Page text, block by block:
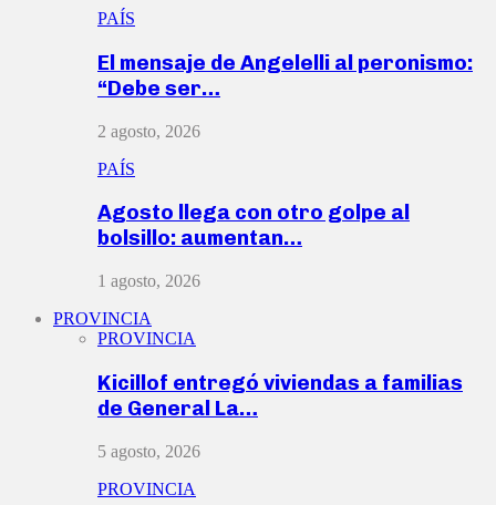
PAÍS
El mensaje de Angelelli al peronismo:
“Debe ser…
2 agosto, 2026
PAÍS
Agosto llega con otro golpe al
bolsillo: aumentan…
1 agosto, 2026
PROVINCIA
PROVINCIA
Kicillof entregó viviendas a familias
de General La…
5 agosto, 2026
PROVINCIA